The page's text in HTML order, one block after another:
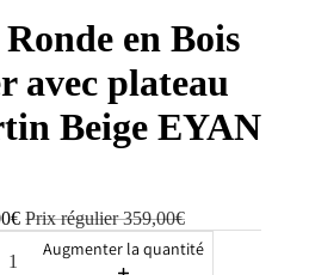
en Bois
avec plateau
Beige EYAN
Prix régulier359,00€
Augmenter la quantité